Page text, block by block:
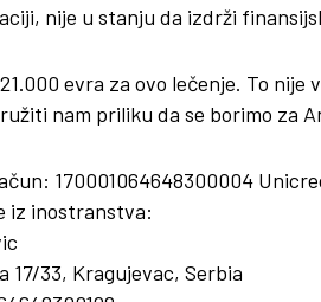
nije u stanju da izdrži
evra za ovo lečenje. To nije
nam priliku da se borimo za
170001064648300004
iz inostranstva:
17/33, Kragujevac, Serbia